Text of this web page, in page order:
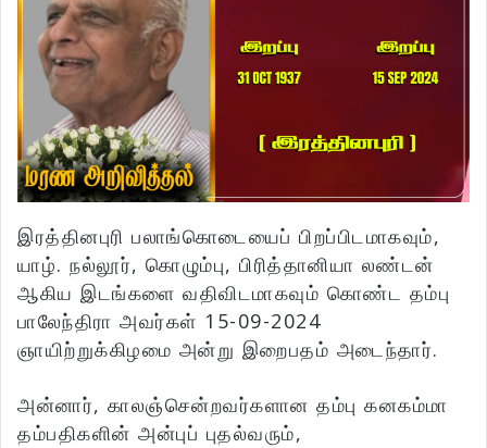
இரத்தினபுரி பலாங்கொடையைப் பிறப்பிடமாகவும்,
யாழ். நல்லூர், கொழும்பு, பிரித்தானியா லண்டன்
ஆகிய இடங்களை வதிவிடமாகவும் கொண்ட தம்பு
பாலேந்திரா அவர்கள் 15-09-2024
ஞாயிற்றுக்கிழமை அன்று இறைபதம் அடைந்தார்.
அன்னார், காலஞ்சென்றவர்களான தம்பு கனகம்மா
தம்பதிகளின் அன்புப் புதல்வரும்,